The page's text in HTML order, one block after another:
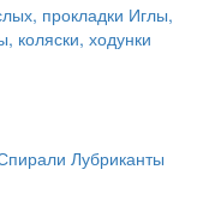
прокладки Иглы,
коляски, ходунки
Лубриканты